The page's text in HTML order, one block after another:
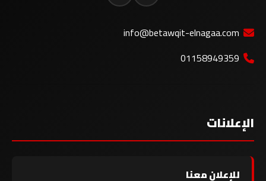
info@betawqit-elnagaa.com
01158949359
الإعلانات
للإعلان معنا